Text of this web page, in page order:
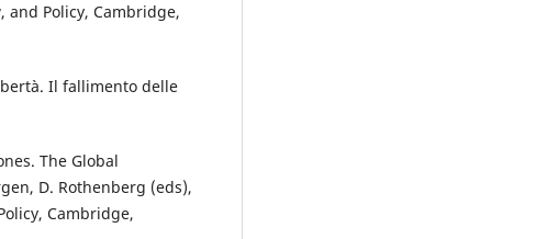
and Policy, Cambridge,
Il fallimento delle
The Global
D. Rothenberg (eds),
Cambridge,